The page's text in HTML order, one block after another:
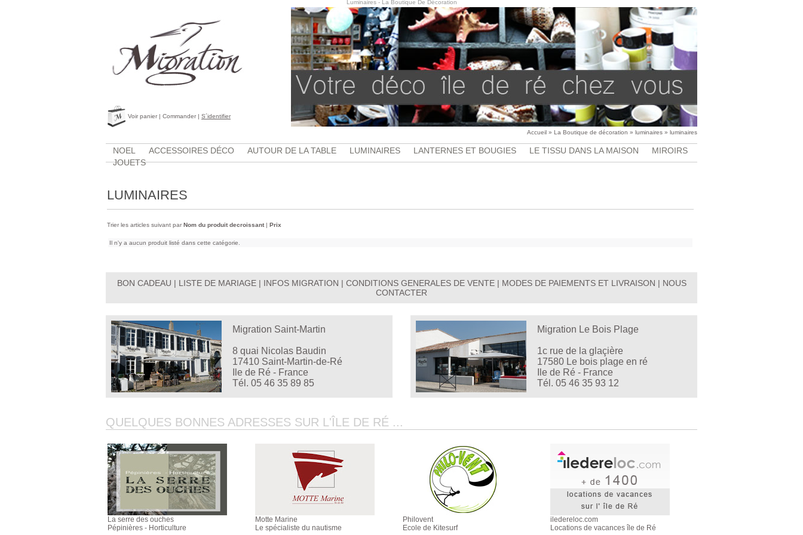
Luminaires - La Boutique De Décoration
Voir panier | Commander | S´identifier
Accueil » La Boutique de décoration » luminaires » luminaires
NOEL ACCESSOIRES DÉCO AUTOUR DE LA TABLE LUMINAIRES LANTERNES ET BOUGIES LE TISSU DANS LA MAISON
MIROIRS
JOUETS
LUMINAIRES
Trier les articles suivant par Nom du produit decroissant | Prix
Il n'y a aucun produit listé dans cette catégorie.
BON CADEAU | LISTE DE MARIAGE| INFOS MIGRATION | CONDITIONS GENERALES DE VENTE| MODES DE PAIEMENTS ET LIVRAISON | NOUS
CONTACTER
Migration Saint-Martin
8 quai Nicolas Baudin
17410 Saint-Martin-de-Ré
Ile de Ré - France
Tél. 05 46 35 89 85
Migration Le Bois Plage
1c rue de la glaçière
17580 Le bois plage en ré
Ile de Ré - France
Tél. 05 46 35 93 12
QUELQUES BONNES ADRESSES SUR L'ÎLE DE RÉ ...
La serre des ouches
Pépinières - Horticulture
Motte Marine
Le spécialiste du nautisme
Philovent
Ecole de Kitesurf
iledereloc.com
Locations de vacances île de Ré